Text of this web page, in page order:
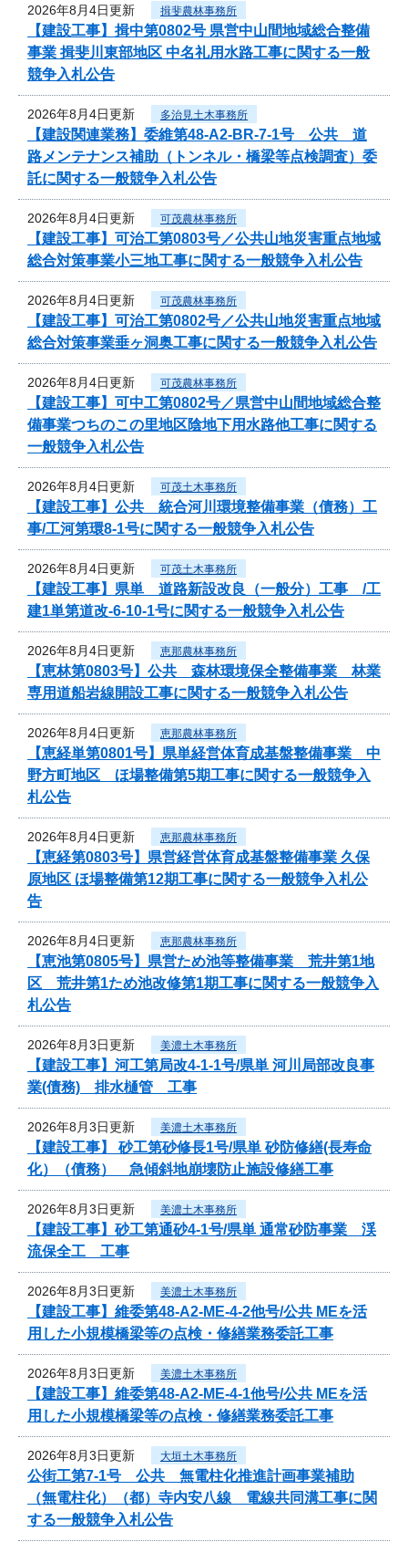
2026年8月4日更新 揖斐農林事務所
【建設工事】揖中第0802号 県営中山間地域総合整備
事業 揖斐川東部地区 中名礼用水路工事に関する一般
競争入札公告
2026年8月4日更新 多治見土木事務所
【建設関連業務】委維第48-A2-BR-7-1号 公共 道
路メンテナンス補助（トンネル・橋梁等点検調査）委
託に関する一般競争入札公告
2026年8月4日更新 可茂農林事務所
【建設工事】可治工第0803号／公共山地災害重点地域
総合対策事業小三地工事に関する一般競争入札公告
2026年8月4日更新 可茂農林事務所
【建設工事】可治工第0802号／公共山地災害重点地域
総合対策事業垂ヶ洞奥工事に関する一般競争入札公告
2026年8月4日更新 可茂農林事務所
【建設工事】可中工第0802号／県営中山間地域総合整
備事業つちのこの里地区陰地下用水路他工事に関する
一般競争入札公告
2026年8月4日更新 可茂土木事務所
【建設工事】公共 統合河川環境整備事業（債務）工
事/工河第環8-1号に関する一般競争入札公告
2026年8月4日更新 可茂土木事務所
【建設工事】県単 道路新設改良（一般分）工事 /工
建1単第道改-6-10-1号に関する一般競争入札公告
2026年8月4日更新 恵那農林事務所
【恵林第0803号】公共 森林環境保全整備事業 林業
専用道船岩線開設工事に関する一般競争入札公告
2026年8月4日更新 恵那農林事務所
【恵経単第0801号】県単経営体育成基盤整備事業 中
野方町地区 ほ場整備第5期工事に関する一般競争入
札公告
2026年8月4日更新 恵那農林事務所
【恵経第0803号】県営経営体育成基盤整備事業 久保
原地区 ほ場整備第12期工事に関する一般競争入札公
告
2026年8月4日更新 恵那農林事務所
【恵池第0805号】県営ため池等整備事業 荒井第1地
区 荒井第1ため池改修第1期工事に関する一般競争入
札公告
2026年8月3日更新 美濃土木事務所
【建設工事】河工第局改4-1-1号/県単 河川局部改良事
業(債務) 排水樋管 工事
2026年8月3日更新 美濃土木事務所
【建設工事】 砂工第砂修長1号/県単 砂防修繕(長寿命
化）（債務） 急傾斜地崩壊防止施設修繕工事
2026年8月3日更新 美濃土木事務所
【建設工事】砂工第通砂4-1号/県単 通常砂防事業 渓
流保全工 工事
2026年8月3日更新 美濃土木事務所
【建設工事】維委第48-A2-ME-4-2他号/公共 MEを活
用した小規模橋梁等の点検・修繕業務委託工事
2026年8月3日更新 美濃土木事務所
【建設工事】維委第48-A2-ME-4-1他号/公共 MEを活
用した小規模橋梁等の点検・修繕業務委託工事
2026年8月3日更新 大垣土木事務所
公街工第7-1号 公共 無電柱化推進計画事業補助
（無電柱化）（都）寺内安八線 電線共同溝工事に関
する一般競争入札公告